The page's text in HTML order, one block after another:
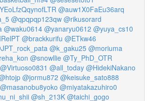
@auw1X0FaEu36arq
@qpqpqp123qw @rikusorard
@waku0614 @yanaryu0612 @yuya_cs10
@brackkurifu @ETkw46
@k_gaku25 @moriuma
@snowllie @Ty_PhD_OTR
@Virtuoso0831 @all_today @HidekiNakano
@jormu872 @keisuke_sato888
@masanobu8yoko @miyatakazuhiro0
@sh_213K @taichi_gogo